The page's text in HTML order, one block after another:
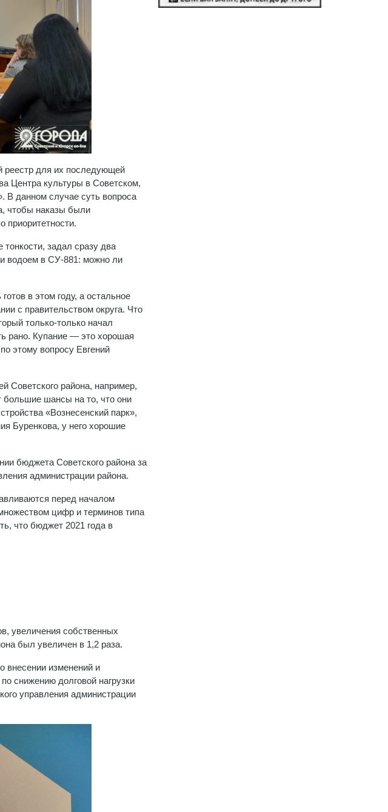
реестр для их последующей
Центра культуры в Советском,
В данном случае суть вопроса
чтобы наказы были
приоритетности.
задал сразу два
водоем в СУ-881: можно ли
в этом году, а остальное
с правительством округа. Что
только-только начал
рано. Купание — это хорошая
этому вопросу Евгений
Советского района, например,
большие шансы на то, что они
«Вознесенский парк»,
Буренкова, у него хорошие
бюджета Советского района за
администрации района.
перед началом
цифр и терминов типа
что бюджет 2021 года в
увеличения собственных
был увеличен в 1,2 раза.
внесении изменений и
снижению долговой нагрузки
управления администрации